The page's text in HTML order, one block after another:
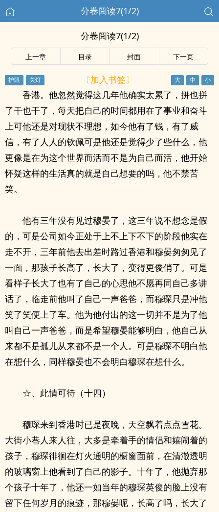
分卷阅读7(1/2)
分卷阅读7(1/2)
上一章 目录 封面 下一页
〔加入书签〕
香港。他忽然觉得这几年他确实太累了，拼也拼
了干也干了，每天把自己的时间都用在了事业和奋斗
上可他还是对现状不理想，如今他有了钱，有了威
信，有了人人的钦佩可是他还是觉得少了些什么，他
更像是在为这个世界而活而不是为自己而活，他开始
怀疑这样的生活真的就是自己想要的吗，他不禁苦
笑。
他有三年没有见过穆晏了，这三年说不想念是假
的，可是公司如今正处于上不上下不下的阶段他实在
走不开，三年前他去出差时路过香港和穆晏匆匆见了
一面，那孩子长高了，长大了，变得更俊俏了。可是
看样子长大了也有了自己的心思他不愿再同自己多讲
话了，临走前他叫了自己一声爸爸，而穆琛只是冲他
笑了笑便上了车。他为他付出的这一切并不是为了他
叫自己一声爸爸，而是希望穆晏能够明白，他自己从
来都不是孤儿从来都不是一个人。可是穆琛不明白他
在想什么，同样穆晏也不会明白穆琛在想什么。
☆、此情可待（十四）
穆琛来到香港时已是夜晚，天空飘着点点雪花。
大街小巷人来人往，大多是牵着手的情侣和嬉闹着的
孩子，穆琛徘徊在灯火通明的橱窗面前，在清澈透明
的玻璃窗上他看到了自己的影子。十年了，他抛弃那
个孩子十年了，他还一如当年的穆琛英俊的脸上没有
留下任何岁月的痕迹，那穆晏呢，长高了吗，长大了